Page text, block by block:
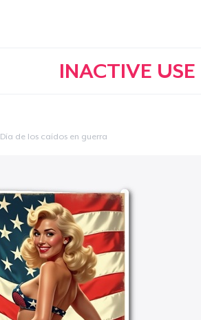
INACTIVE USE
Día de los caídos en guerra